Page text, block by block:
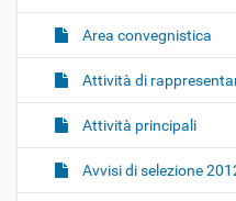
n
Area convegnistica
Attività di
Attività principali
Avvisi di selezione